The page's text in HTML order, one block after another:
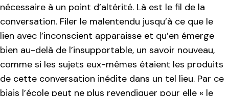
nécessaire à un point d’altérité. Là est le fil de la
conversation. Filer le malentendu jusqu’à ce que le
lien avec l’inconscient apparaisse et qu’en émerge
bien au-delà de l’insupportable, un savoir nouveau,
comme si les sujets eux-mêmes étaient les produits
de cette conversation inédite dans un tel lieu. Par ce
biais l’école peut ne plus revendiquer pour elle « le